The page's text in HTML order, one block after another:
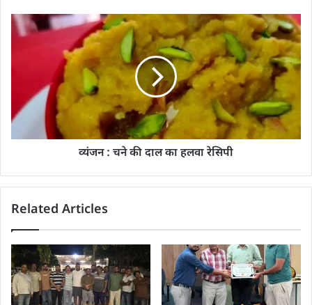
व्यंजन : चने की दाल का हलवा रेसिपी
Related Articles